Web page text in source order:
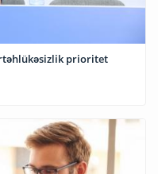
prioritet